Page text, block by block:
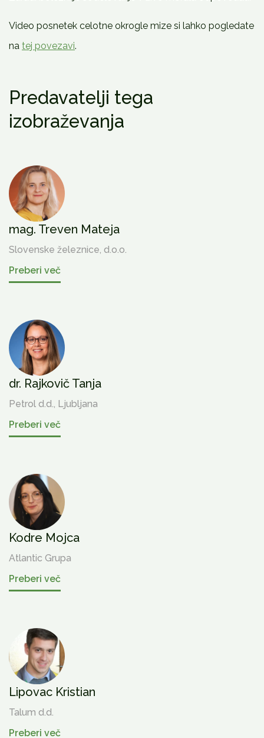
Video posnetek celotne okrogle mize si lahko pogledate
na tej povezavi.
Predavatelji tega
izobraževanja
mag. Treven Mateja
Slovenske železnice, d.o.o.
Preberi več
dr. Rajkovič Tanja
Petrol d.d., Ljubljana
Preberi več
Kodre Mojca
Atlantic Grupa
Preberi več
Lipovac Kristian
Talum d.d.
Preberi več